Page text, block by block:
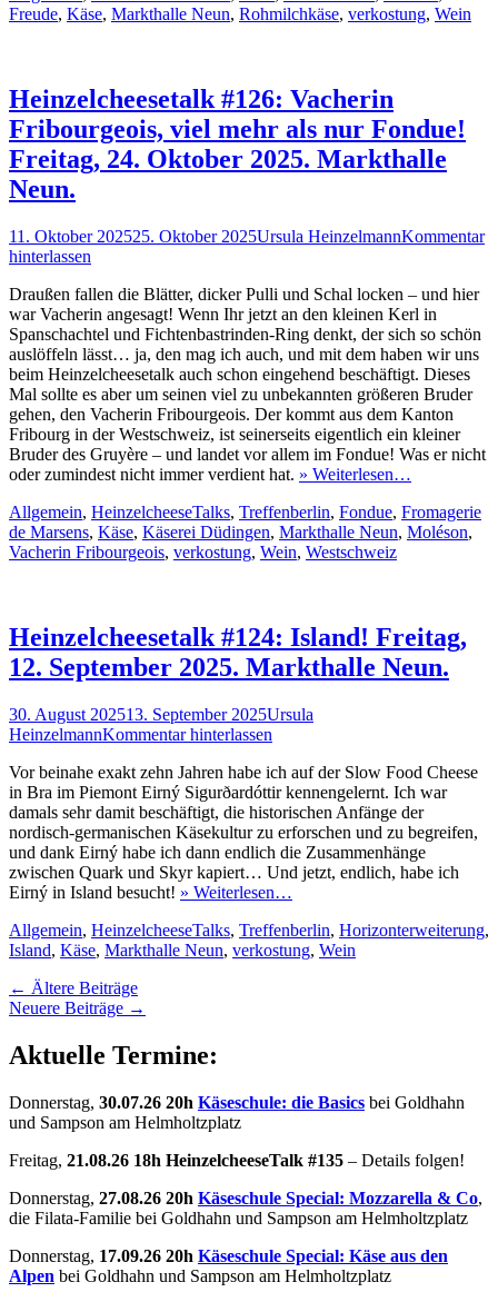
Freude, Käse, Markthalle Neun, Rohmilchkäse, verkostung, Wein
Heinzelcheesetalk #126: Vacherin
Fribourgeois, viel mehr als nur Fondue!
Freitag, 24. Oktober 2025. Markthalle
Neun.
Veröffentlicht
am
11. Oktober 202525. Oktober 2025Autor
Ursula HeinzelmannKommentar
hinterlassen
Draußen fallen die Blätter, dicker Pulli und Schal locken – und hier
war Vacherin angesagt! Wenn Ihr jetzt an den kleinen Kerl in
Spanschachtel und Fichtenbastrinden-Ring denkt, der sich so schön
auslöffeln lässt… ja, den mag ich auch, und mit dem haben wir uns
beim Heinzelcheesetalk auch schon eingehend beschäftigt. Dieses
Mal sollte es aber um seinen viel zu unbekannten größeren Bruder
gehen, den Vacherin Fribourgeois. Der kommt aus dem Kanton
Fribourg in der Westschweiz, ist seinerseits eigentlich ein kleiner
Bruder des Gruyère – und landet vor allem im Fondue! Was er nicht
oder zumindest nicht immer verdient hat. » Weiterlesen…
Kategorien
Allgemein, HeinzelcheeseTalks, TreffenSchlagworte
berlin, Fondue, Fromagerie
de Marsens, Käse, Käserei Düdingen, Markthalle Neun, Moléson,
Vacherin Fribourgeois, verkostung, Wein, Westschweiz
Heinzelcheesetalk #124: Island! Freitag,
12. September 2025. Markthalle Neun.
Veröffentlicht
am
30. August 202513. September 2025Autor
Ursula
HeinzelmannKommentar hinterlassen
Vor beinahe exakt zehn Jahren habe ich auf der Slow Food Cheese
in Bra im Piemont Eirný Sigurðardóttir kennengelernt. Ich war
damals sehr damit beschäftigt, die historischen Anfänge der
nordisch-germanischen Käsekultur zu erforschen und zu begreifen,
und dank Eirný habe ich dann endlich die Zusammenhänge
zwischen Quark und Skyr kapiert… Und jetzt, endlich, habe ich
Eirný in Island besucht! » Weiterlesen…
Kategorien
Allgemein, HeinzelcheeseTalks, TreffenSchlagworte
berlin, Horizonterweiterung,
Island, Käse, Markthalle Neun, verkostung, Wein
Beitragsnavigation
← Ältere Beiträge
Neuere Beiträge →
Aktuelle Termine:
Donnerstag, 30.07.26 20h Käseschule: die Basics bei Goldhahn
und Sampson am Helmholtzplatz
Freitag, 21.08.26 18h HeinzelcheeseTalk #135 – Details folgen!
Donnerstag, 27.08.26 20h Käseschule Special: Mozzarella & Co,
die Filata-Familie bei Goldhahn und Sampson am Helmholtzplatz
Donnerstag, 17.09.26 20h Käseschule Special: Käse aus den
Alpen bei Goldhahn und Sampson am Helmholtzplatz